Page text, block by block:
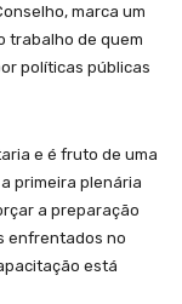
marca um
trabalho de quem
políticas públicas
e é fruto de uma
primeira plenária
a preparação
enfrentados no
está